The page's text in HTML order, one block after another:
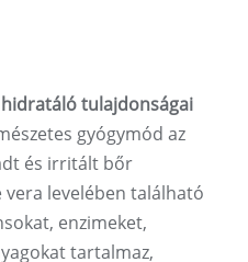
tulajdonságai
gyógymód az
és irritált bőr
vera levelében található
enzimeket,
tartalmaz,